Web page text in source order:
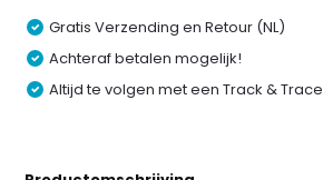
Gratis Verzending en Retour (NL)
Achteraf betalen mogelijk!
Altijd te volgen met een Track & Trace